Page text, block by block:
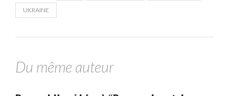
UKRAINE
Du même auteur